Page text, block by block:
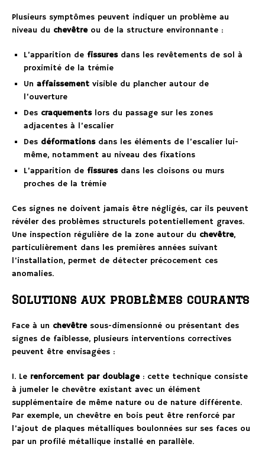
Plusieurs symptômes peuvent indiquer un problème au
niveau du chevêtreou de la structure environnante :
L’apparition de fissuresdans les revêtements de sol à
proximité de la trémie
Un affaissement visible du plancher autour de
l’ouverture
Des craquementslors du passage sur les zones
adjacentes à l’escalier
Des déformationsdans les éléments de l’escalier lui-
même, notamment au niveau des fixations
L’apparition de fissuresdans les cloisons ou murs
proches de la trémie
Ces signes ne doivent jamais être négligés, car ils peuvent
révéler des problèmes structurels potentiellement graves.
Une inspection régulière de la zone autour du chevêtre,
particulièrement dans les premières années suivant
l’installation, permet de détecter précocement ces
anomalies.
Solutions aux problèmes courants
Face à un chevêtresous-dimensionné ou présentant des
signes de faiblesse, plusieurs interventions correctives
peuvent être envisagées :
1. Le renforcement par doublage: cette technique consiste
à jumeler le chevêtre existant avec un élément
supplémentaire de même nature ou de nature différente.
Par exemple, un chevêtre en bois peut être renforcé par
l’ajout de plaques métalliques boulonnées sur ses faces ou
par un profilé métallique installé en parallèle.